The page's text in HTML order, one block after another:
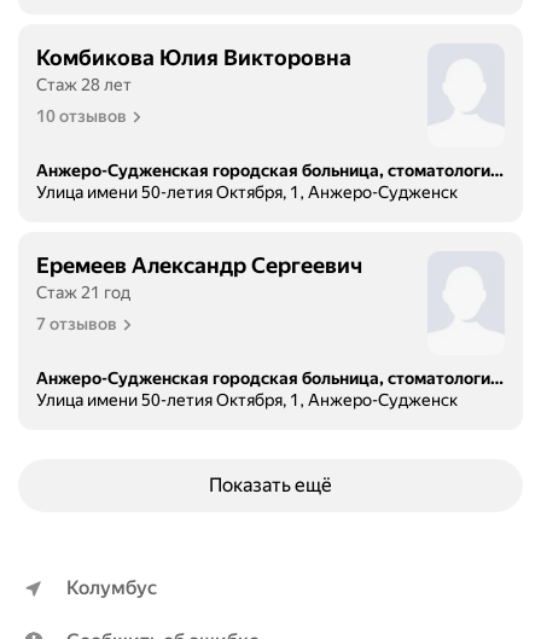
Комбикова Юлия Викторовна
Стаж 28 лет
10 отзывов
Анжеро-Судженская городская больница, стоматологическая поликлиника
Улица имени 50-летия Октября, 1, Анжеро-Судженск
Еремеев Александр Сергеевич
Стаж 21 год
7 отзывов
Анжеро-Судженская городская больница, стоматологическая поликлиника
Улица имени 50-летия Октября, 1, Анжеро-Судженск
Показать ещё
Колумбус